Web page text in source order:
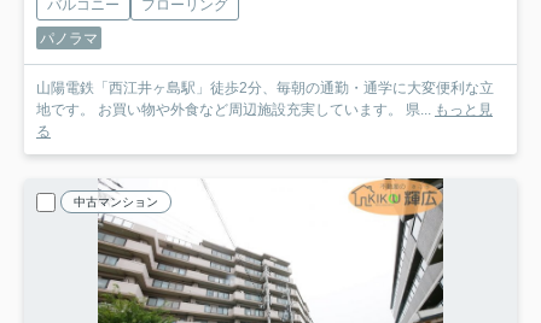
バルコニー
フローリング
パノラマ
山陽電鉄「西江井ヶ島駅」徒歩2分、毎朝の通勤・通学に大変便利な立
地です。 お買い物や外食など周辺施設充実しています。 県... もっと見
る
中古マンション